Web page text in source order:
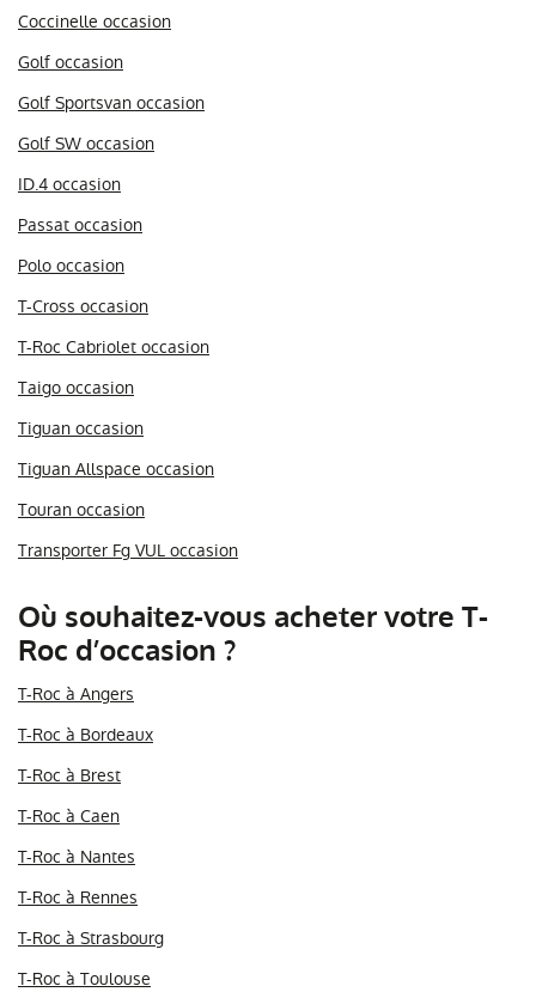
Coccinelle occasion
Golf occasion
Golf Sportsvan occasion
Golf SW occasion
ID.4 occasion
Passat occasion
Polo occasion
T-Cross occasion
T-Roc Cabriolet occasion
Taigo occasion
Tiguan occasion
Tiguan Allspace occasion
Touran occasion
Transporter Fg VUL occasion
Où souhaitez-vous acheter votre T-
Roc d’occasion ?
T-Roc à Angers
T-Roc à Bordeaux
T-Roc à Brest
T-Roc à Caen
T-Roc à Nantes
T-Roc à Rennes
T-Roc à Strasbourg
T-Roc à Toulouse